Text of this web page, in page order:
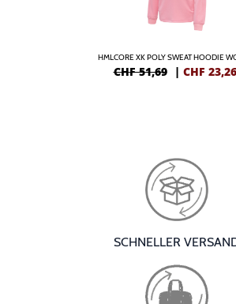
HMLCORE XK POLY SWEAT HOODIE
CHF 51,69 | CHF 23,26
SCHNELLER